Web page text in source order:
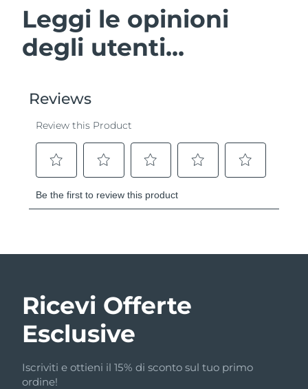
Leggi le opinioni
degli utenti...
Ricevi Offerte
Esclusive
Iscriviti e ottieni il 15% di sconto sul tuo primo
ordine!